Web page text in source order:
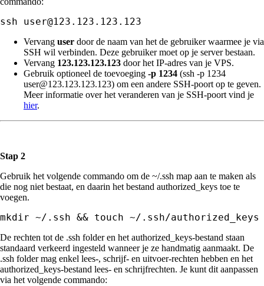
ssh user@123.123.123.123
Vervang user door de naam van het de gebruiker waarmee je via
SSH wil verbinden. Deze gebruiker moet op je server bestaan.
Vervang 123.123.123.123 door het IP-adres van je VPS.
Gebruik optioneel de toevoeging -p 1234 (ssh -p 1234
user@123.123.123.123) om een andere SSH-poort op te geven.
Meer informatie over het veranderen van je SSH-poort vind je
hier.
Stap 2
Gebruik het volgende commando om de ~/.ssh map aan te maken als
die nog niet bestaat, en daarin het bestand authorized_keys toe te
voegen.
mkdir ~/.ssh && touch ~/.ssh/authorized_keys
De rechten tot de .ssh folder en het authorized_keys-bestand staan
standaard verkeerd ingesteld wanneer je ze handmatig aanmaakt. De
.ssh folder mag enkel lees-, schrijf- en uitvoer-rechten hebben en het
authorized_keys-bestand lees- en schrijfrechten. Je kunt dit aanpassen
via het volgende commando: